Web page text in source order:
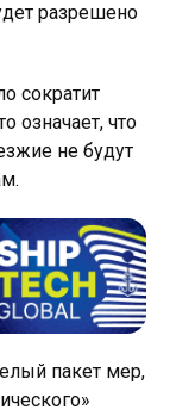
разрешено
сократит
означает, что
не будут
пакет мер,